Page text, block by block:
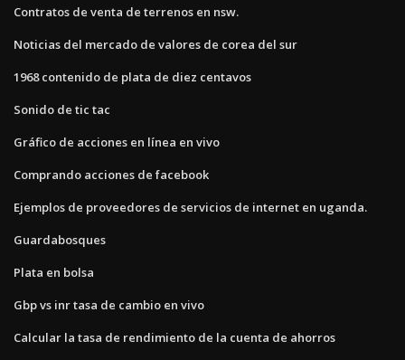
Contratos de venta de terrenos en nsw.
Noticias del mercado de valores de corea del sur
1968 contenido de plata de diez centavos
Sonido de tic tac
Gráfico de acciones en línea en vivo
Comprando acciones de facebook
Ejemplos de proveedores de servicios de internet en uganda.
Guardabosques
Plata en bolsa
Gbp vs inr tasa de cambio en vivo
Calcular la tasa de rendimiento de la cuenta de ahorros